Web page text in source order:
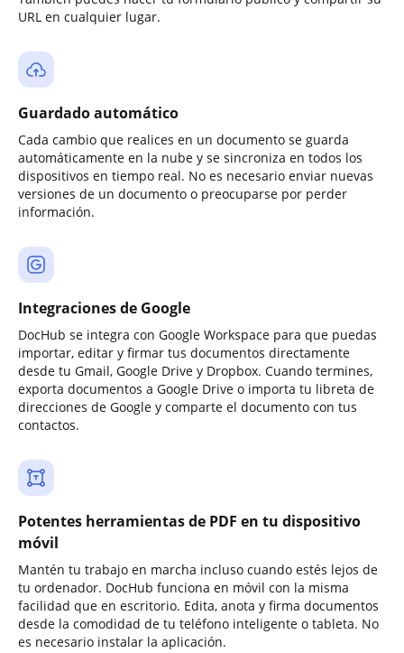
URL en cualquier lugar.
Guardado automático
Cada cambio que realices en un documento se guarda
automáticamente en la nube y se sincroniza en todos los
dispositivos en tiempo real. No es necesario enviar nuevas
versiones de un documento o preocuparse por perder
información.
Integraciones de Google
DocHub se integra con Google Workspace para que puedas
importar, editar y firmar tus documentos directamente
desde tu Gmail, Google Drive y Dropbox. Cuando termines,
exporta documentos a Google Drive o importa tu libreta de
direcciones de Google y comparte el documento con tus
contactos.
Potentes herramientas de PDF en tu dispositivo
móvil
Mantén tu trabajo en marcha incluso cuando estés lejos de
tu ordenador. DocHub funciona en móvil con la misma
facilidad que en escritorio. Edita, anota y firma documentos
desde la comodidad de tu teléfono inteligente o tableta. No
es necesario instalar la aplicación.